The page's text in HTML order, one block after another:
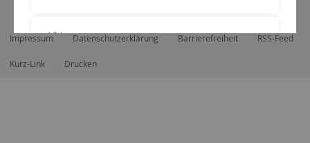
Impressum Datenschutzerklärung Barrierefreiheit RSS-Feed
Kurz-Link Drucken
Videos